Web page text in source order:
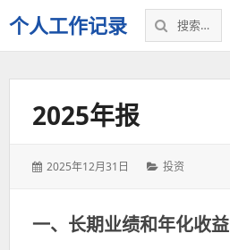
个人工作记录
搜
索：
2025年报
发
2025年12月31日
分
投资
一、长期业绩和年化收益